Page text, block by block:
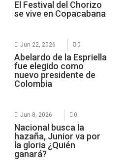
El Festival del Chorizo
se vive en Copacabana
Jun 22, 2026 0
Abelardo de la Espriella
fue elegido como
nuevo presidente de
Colombia
Jun 8, 2026 0
Nacional busca la
hazaña, Junior va por
la gloria ¿Quién
ganará?